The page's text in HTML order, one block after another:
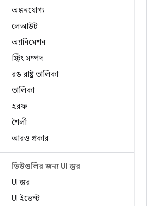
অঙ্কনযোগ্য
লেআউট
অ্যানিমেশন
স্ট্রিং সম্পদ
রঙ রাষ্ট্র তালিকা
তালিকা
হরফ
শৈলী
আরও প্রকার
ভিউগুলির জন্য UI স্তর
UI স্তর
UI ইভেন্ট